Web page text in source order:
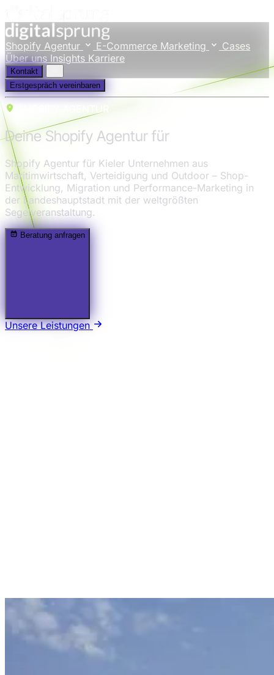
Shopify Agentur E-Commerce Marketing
Cases
Über uns Insights Karriere
Kontakt
Erstgespräch vereinbaren
SHOPIFY AGENTUR
Deine Shopify Agentur für
Shopify Agentur für Kieler Unternehmen aus
Maritimwirtschaft, Verteidigung und Outdoor – Shop-
Entwicklung, Migration und Performance-Marketing in
der Landeshauptstadt mit der weltgrößten
Segelveranstaltung.
Beratung anfragen
Unsere Leistungen